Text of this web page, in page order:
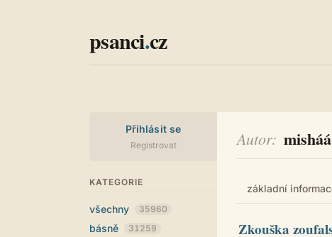
psanci.cz
Přihlásit se
Registrovat
KATEGORIE
všechny 35960
básně 31259
Autor misháá
základní
Zkouška